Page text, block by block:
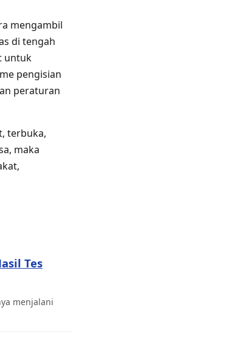
mengambil
di tengah
untuk
pengisian
peraturan
terbuka,
maka
Tes
menjalani